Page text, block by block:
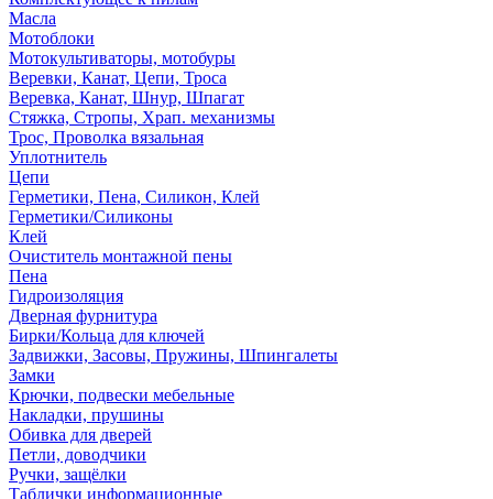
Масла
Мотоблоки
Мотокультиваторы, мотобуры
Веревки, Канат, Цепи, Троса
Веревка, Канат, Шнур, Шпагат
Стяжка, Стропы, Храп. механизмы
Трос, Проволка вязальная
Уплотнитель
Цепи
Герметики, Пена, Силикон, Клей
Герметики/Силиконы
Клей
Очиститель монтажной пены
Пена
Гидроизоляция
Дверная фурнитура
Бирки/Кольца для ключей
Задвижки, Засовы, Пружины, Шпингалеты
Замки
Крючки, подвески мебельные
Накладки, прушины
Обивка для дверей
Петли, доводчики
Ручки, защёлки
Таблички информационные